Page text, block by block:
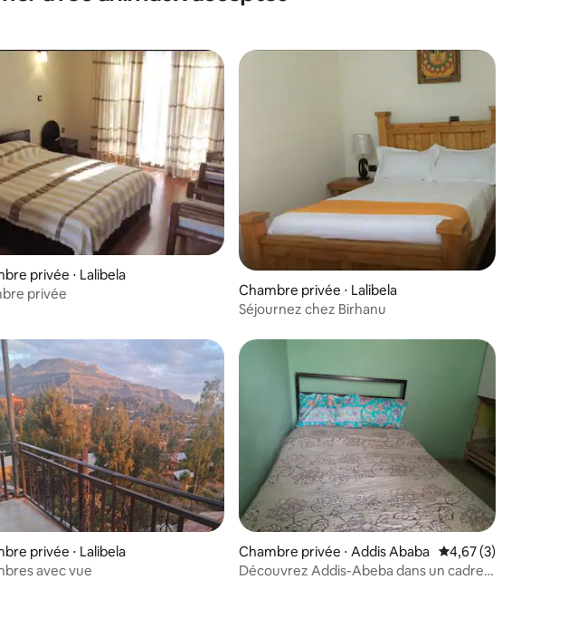
privée ⋅ Lalibela
privée
Chambre privée ⋅ Lalibela
Séjournez chez Birhanu
privée ⋅ Lalibela
avec vue
Chambre privée ⋅ Addis Ababa Évaluation
4,67 (3)
Découvrez Addis-Abeba dans un cadre